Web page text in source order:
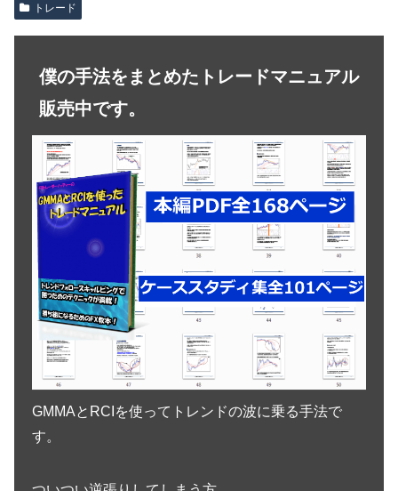
トレード
僕の手法をまとめたトレードマニュアル
販売中です。
GMMAとRCIを使ってトレンドの波に乗る手法で
す。